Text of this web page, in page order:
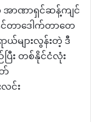
အာဏာရှင်ဆန့်ကျင်
တာဒေါက်တာတေ
များလွန်းတဲ့ ဒီ
ြီး တစ်နိုင်ငံလုံး
င်း